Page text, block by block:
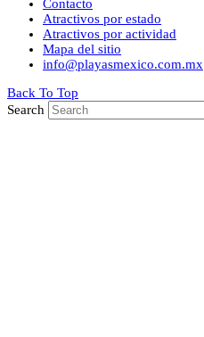
Contacto
Atractivos por estado
Atractivos por actividad
Mapa del sitio
info@playasmexico.com.mx
Back To Top
Search